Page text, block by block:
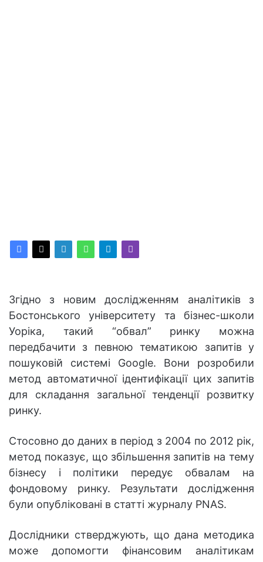
Згідно з новим дослідженням аналітиків з
Бостонського університету та бізнес-школи
Уоріка, такий “обвал” ринку можна
передбачити з певною тематикою запитів у
пошуковій системі Google. Вони розробили
метод автоматичної ідентифікації цих запитів
для складання загальної тенденції розвитку
ринку.
Стосовно до даних в період з 2004 по 2012 рік,
метод показує, що збільшення запитів на тему
бізнесу і політики передує обвалам на
фондовому ринку. Результати дослідження
були опубліковані в статті журналу PNAS.
Дослідники стверджують, що дана методика
може допомогти фінансовим аналітикам